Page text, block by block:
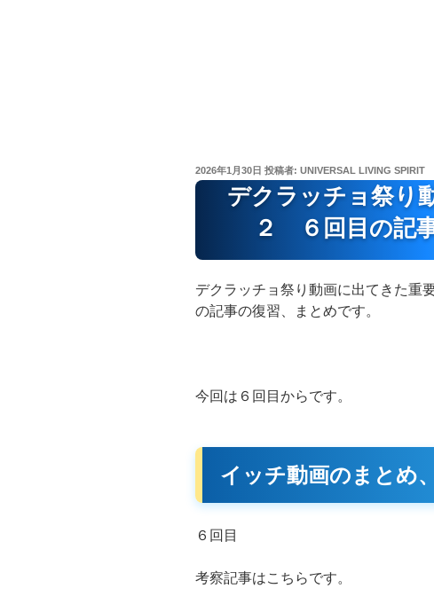
投
稿
2026年1月30日 投稿者: UNIVERSAL LIVING SPIRIT
デクラッチョ祭り
２ ６回目の記
デクラッチョ祭り動画に出てきた重
の記事の復習、まとめです。
今回は６回目からです。
イッチ動画のまとめ
６回目
考察記事はこちらです。